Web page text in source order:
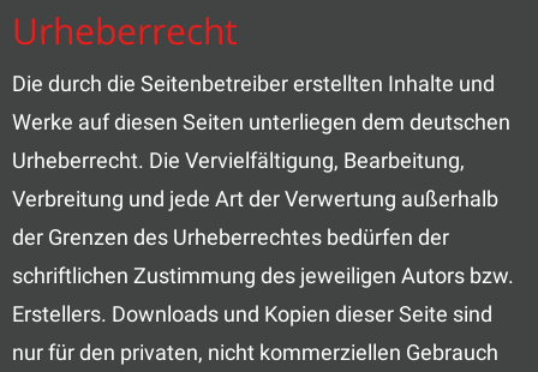
Urheberrecht
Die durch die Seitenbetreiber erstellten Inhalte und
Werke auf diesen Seiten unterliegen dem deutschen
Urheberrecht. Die Vervielfältigung, Bearbeitung,
Verbreitung und jede Art der Verwertung außerhalb
der Grenzen des Urheberrechtes bedürfen der
schriftlichen Zustimmung des jeweiligen Autors bzw.
Erstellers. Downloads und Kopien dieser Seite sind
nur für den privaten, nicht kommerziellen Gebrauch